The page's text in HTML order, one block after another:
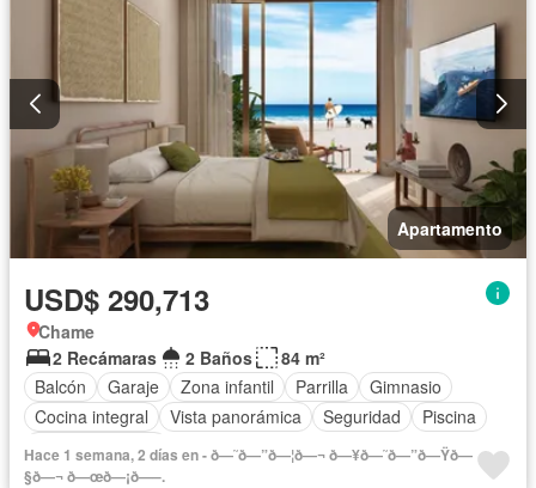
Apartamento
USD$ 290,713
Chame
2 Recámaras
2 Baños
84 m²
Balcón
Garaje Zona infantil Parrilla
Gimnasio
Cocina integral
Vista panorámica Seguridad
Piscina
Cancha de tenis
Hace 1 semana, 2 días en - ð—˜ð—”ð—¦ð—¬ ð—¥ð—˜ð—”ð—Ÿð—
§ð—¬ ð—œð—¡ð—–.